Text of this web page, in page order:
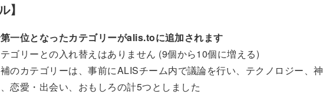
】
一位となったカテゴリーがalis.toに追加されます
テゴリーとの入れ替えはありません (9個から10個に増える)
補のカテゴリーは、事前にALISチーム内で議論を行い、テクノロジー、神
恋愛・出会い、おもしろの計5つとしました